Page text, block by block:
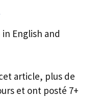
English and
article, plus de
et ont posté 7+